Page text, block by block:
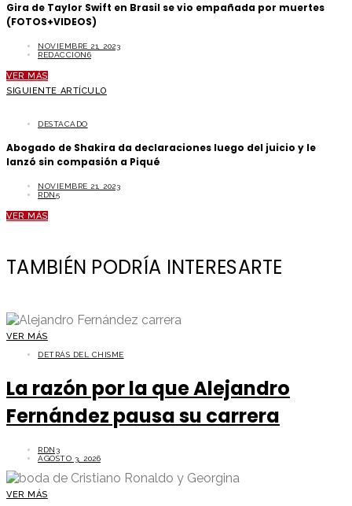
Gira de Taylor Swift en Brasil se vio empañada por muertes
(FOTOS+VIDEOS)
NOVIEMBRE 21, 2023
REDACCION6
VER MÁS
SIGUIENTE ARTÍCULO
DESTACADO
Abogado de Shakira da declaraciones luego del juicio y le
lanzó sin compasión a Piqué
NOVIEMBRE 21, 2023
RDN5
VER MÁS
TAMBIÉN PODRÍA INTERESARTE
VER MÁS
DETRÁS DEL CHISME
La razón por la que Alejandro
Fernández pausa su carrera
RDN3
AGOSTO 3, 2026
VER MÁS